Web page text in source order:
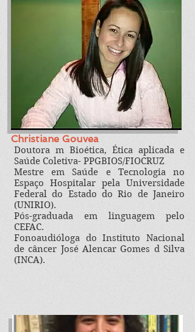
Christiane Gouvea
Doutora m Bioética, Ética aplicada e
Saúde Coletiva- PPGBIOS/FIOCRUZ​
Mestre em Saúde e Tecnologia no
Espaço Hospitalar pela Universidade
Federal do Estado do Rio de Janeiro
(UNIRIO).
Pós-graduada em linguagem pelo
CEFAC.
Fonoaudióloga do Instituto Nacional
de câncer José Alencar Gomes d Silva
(INCA).